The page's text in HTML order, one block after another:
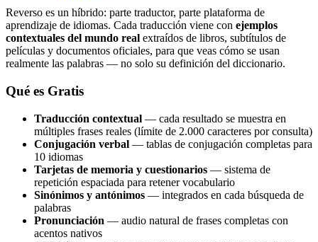
Reverso es un híbrido: parte traductor, parte plataforma de
aprendizaje de idiomas. Cada traducción viene con ejemplos
contextuales del mundo real extraídos de libros, subtítulos de
películas y documentos oficiales, para que veas cómo se usan
realmente las palabras — no solo su definición del diccionario.
Qué es Gratis
Traducción contextual — cada resultado se muestra en
múltiples frases reales (límite de 2.000 caracteres por consulta)
Conjugación verbal — tablas de conjugación completas para
10 idiomas
Tarjetas de memoria y cuestionarios — sistema de
repetición espaciada para retener vocabulario
Sinónimos y antónimos — integrados en cada búsqueda de
palabras
Pronunciación — audio natural de frases completas con
acentos nativos